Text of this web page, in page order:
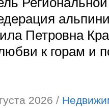
Петровна
к горам и
2026 /